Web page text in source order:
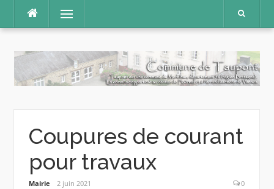
contenu
Menu
Coupures de courant
pour travaux
Mairie 2 juin 2021 0